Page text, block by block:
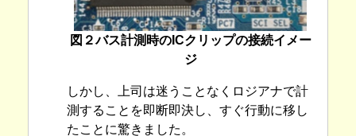
図２バス計測時のICクリップの接続イメー
ジ
しかし、上司は迷うことなくロジアナで計
測することを即断即決し、すぐ行動に移し
たことに驚きました。